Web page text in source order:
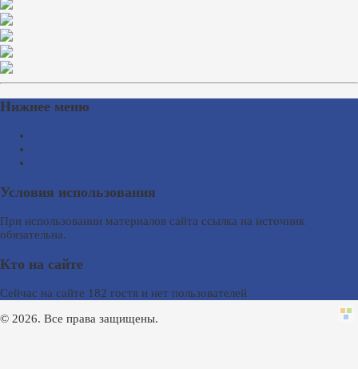
Нижнее меню
Условия использования
При использовании материалов сайта ссылка на источник
обязательна.
Кто на сайте
Сейчас на сайте 182 гостя и нет пользователей
© 2026. Все права защищены.